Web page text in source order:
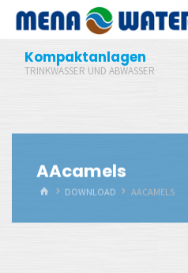
Zum
Inhalt
springenKompaktanlagen
TRINKWASSER UND ABWASSER
AAcamels
STARTDOWNLOAD AACAMELS